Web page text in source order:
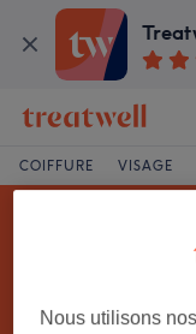
COIFFURE VISAGE
Nous utilisons